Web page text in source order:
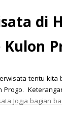
di
tentu kita
Progo.
Jogja bagian